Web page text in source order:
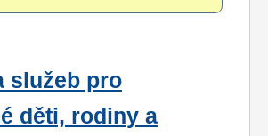
služeb pro
děti, rodiny a